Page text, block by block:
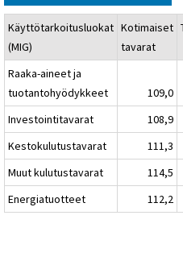
Käyttötarkoitusluokat
(MIG)
Kotimaiset
tavarat
Raaka-aineet ja
tuotantohyödykkeet
109,0
Investointitavarat
108,9
Kestokulutustavarat
111,3
Muut kulutustavarat
114,5
Energiatuotteet
112,2